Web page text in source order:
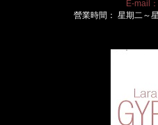
E-mail：
營業時間： 星期二～